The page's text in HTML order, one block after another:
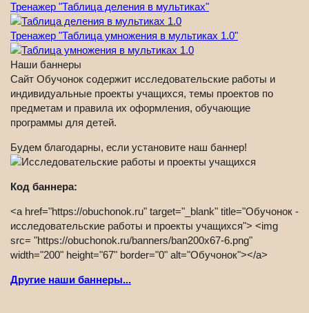
Тренажер "Таблица деления в мультиках"
Тренажер "Таблица умножения в мультиках 1.0"
Наши баннеры
Сайт Обучонок содержит исследовательские работы и
индивидуальные проекты учащихся, темы проектов по
предметам и правила их оформления, обучающие
программы для детей.
Будем благодарны, если установите наш баннер!
Код баннера:
<a href="https://obuchonok.ru" target="_blank" title="Обучонок -
исследовательские работы и проекты учащихся"> <img
src= "https://obuchonok.ru/banners/ban200x67-6.png"
width="200" height="67" border="0" alt="Обучонок"></a>
Другие наши баннеры...